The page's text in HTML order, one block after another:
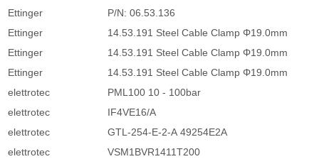
Ettinger
P/N: 06.53.136
Ettinger
14.53.191 Steel Cable Clamp Φ19.0mm
Ettinger
14.53.191 Steel Cable Clamp Φ19.0mm
Ettinger
14.53.191 Steel Cable Clamp Φ19.0mm
elettrotec
PML100 10 - 100bar
elettrotec
IF4VE16/A
elettrotec
GTL-254-E-2-A 49254E2A
elettrotec
VSM1BVR1411T200